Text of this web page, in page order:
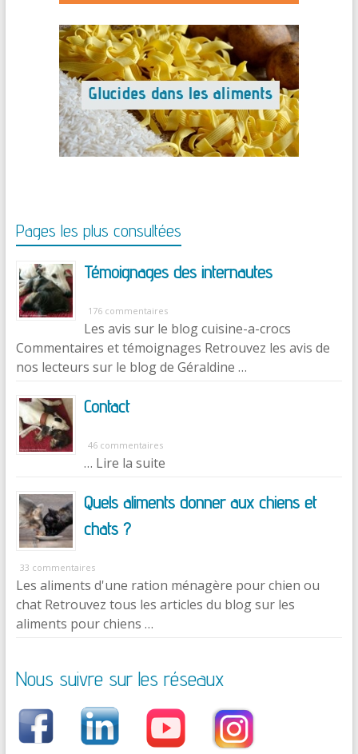
Pages les plus consultées
Témoignages des internautes
176 commentaires
Les avis sur le blog cuisine-a-crocs
Commentaires et témoignages Retrouvez les avis de
nos lecteurs sur le blog de Géraldine …
Contact
46 commentaires
… Lire la suite
Quels aliments donner aux chiens et
chats ?
33 commentaires
Les aliments d'une ration ménagère pour chien ou
chat Retrouvez tous les articles du blog sur les
aliments pour chiens …
Nous suivre sur les réseaux